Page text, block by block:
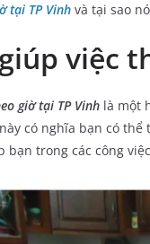
tại TP Vinh và tại sao
việc
giờ tại TP Vinh là một
có nghĩa bạn có
bạn trong các công